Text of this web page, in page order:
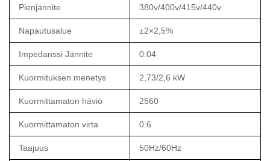
Pienjännite 380v/400v/415v/440v
Napautusalue ±2×2,5%
Impedanssi Jännite 0.04
Kuormituksen menetys 2,73/2,6 kW
Kuormittamaton häviö 2560
Kuormittamaton virta 0.6
Taajuus 50Hz/60Hz